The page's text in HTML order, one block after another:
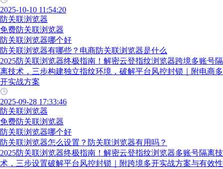
2025-10-10 11:54:20
防关联浏览器
免费防关联浏览器
防关联浏览器哪个好
防关联浏览器有哪些？电商防关联浏览器是什么
2025防关联浏览器终极指南！解密云登指纹浏览器跨境多账号隔
离技术，三步构建独立指纹环境，破解平台风控封锁｜附电商多
开实战方案
2025-09-28 17:33:46
防关联浏览器
免费防关联浏览器
防关联浏览器哪个好
防关联浏览器怎么设置？防关联浏览器有用吗？
2025防关联浏览器终极指南！解密云登指纹浏览器多账号隔离技
术，三步设置破解平台风控封锁｜附跨境多开实战方案与有效性